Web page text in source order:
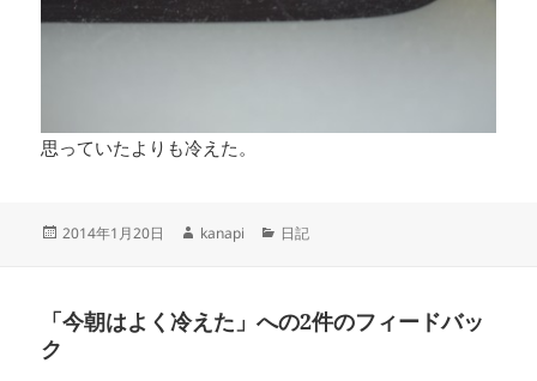
思っていたよりも冷えた。
投
2014年1月20日
作
kanapi
カ
ー
日記
「今朝はよく冷えた」への2件のフィードバッ
ク